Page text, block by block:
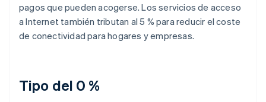
pagos que pueden acogerse. Los servicios de acceso
a Internet también tributan al 5 % para reducir el coste
de conectividad para hogares y empresas.
Tipo del 0 %